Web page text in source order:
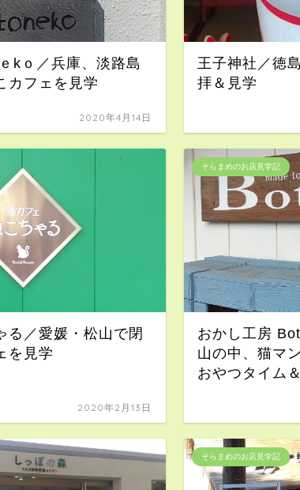
kｏ／兵庫、淡路島
カフェを見学
2020年4月14日
王子神社／徳
拝＆見学
る／愛媛・松山で閉
を見学
2020年2月13日
そらまめのお店見学記
おかし工房
山の中、猫マ
おやつタイム
そらまめのお店見学記